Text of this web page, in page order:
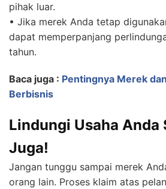
pihak luar.
• Jika merek Anda tetap
dapat memperpanjang
tahun.
Baca juga : Pentingnya Merek
Berbisnis
Lindungi Usaha Anda
Juga!
Jangan tunggu sampai merek
orang lain. Proses klaim atas